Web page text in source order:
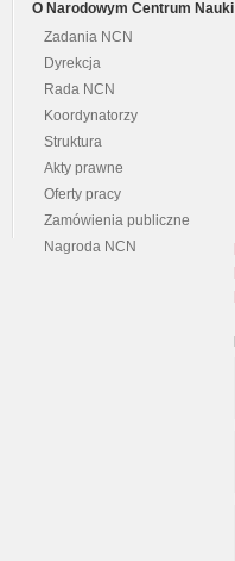
O Narodowym Centrum Nauki
Zadania NCN
Dyrekcja
Rada NCN
Koordynatorzy
Struktura
Akty prawne
Oferty pracy
Zamówienia publiczne
Nagroda NCN